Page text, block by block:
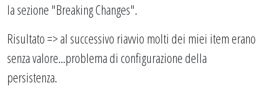
la sezione "Breaking Changes".
Risultato => al successivo riavvio molti dei miei item erano
senza valore...problema di configurazione della
persistenza.